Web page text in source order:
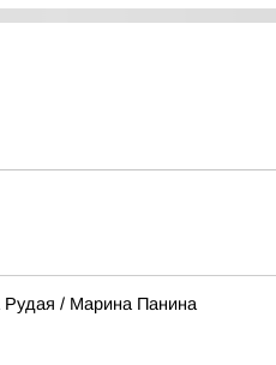
Рудая / Марина Панина